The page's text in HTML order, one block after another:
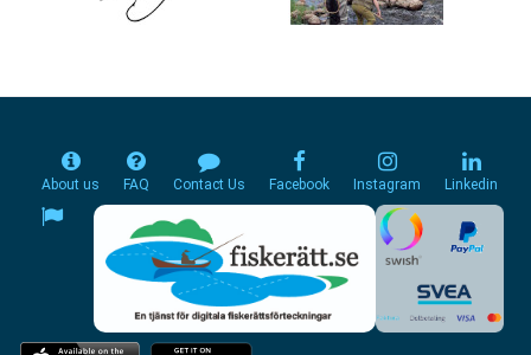
About us FAQ Contact Us Facebook Instagram Linkedin